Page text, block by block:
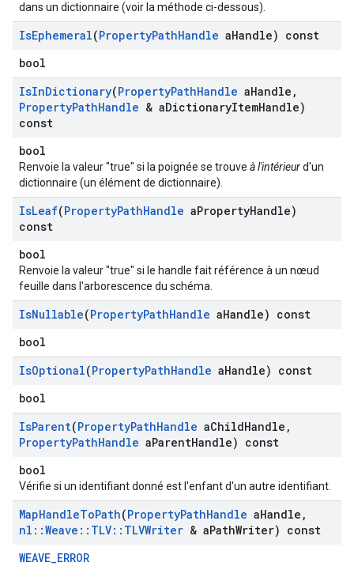
dans un dictionnaire (voir la méthode ci-dessous).
IsEphemeral(PropertyPathHandle aHandle) const
bool
IsInDictionary(PropertyPathHandle aHandle ,
PropertyPathHandle & aDictionaryItemHandle)
const
bool
Renvoie la valeur "true" si la poignée se trouve à l'intérieurd'un
dictionnaire (un élément de dictionnaire).
IsLeaf(PropertyPathHandle aPropertyHandle)
const
bool
Renvoie la valeur "true" si le handle fait référence à un nœud
feuille dans l'arborescence du schéma.
IsNullable(PropertyPathHandle aHandle) const
bool
IsOptional(PropertyPathHandle aHandle) const
bool
IsParent(PropertyPathHandle aChildHandle ,
PropertyPathHandle aParentHandle) const
bool
Vérifie si un identifiant donné est l'enfant d'un autre identifiant.
MapHandleToPath(PropertyPathHandle aHandle ,
nl ::Weave :: TLV:: TLVWriter & aPathWriter) const
WEAVE_ERROR